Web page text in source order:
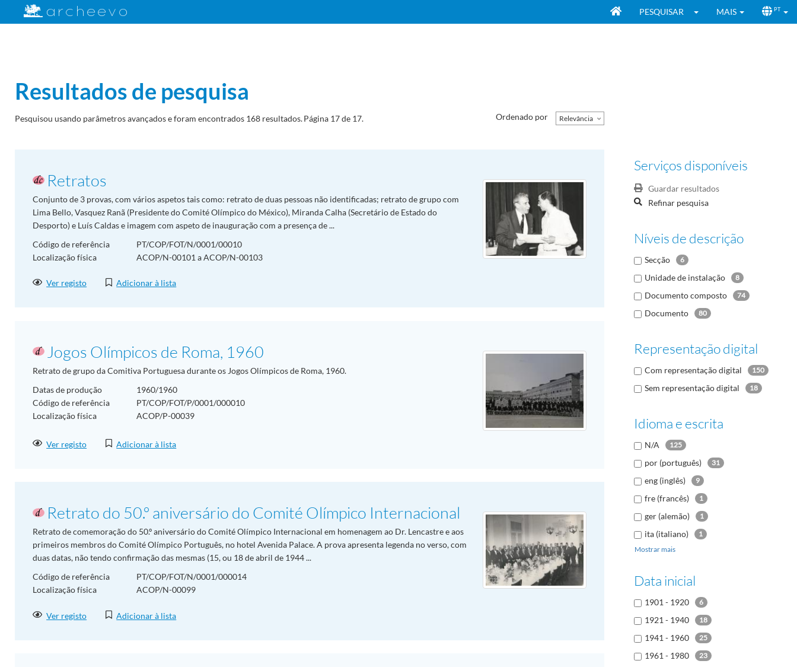
PESQUISAR MAIS PT
Resultados de pesquisa
Serviços disponíveis
Guardar resultados
Refinar pesquisa
Níveis de descrição
Secção 6
Unidade de instalação 8
Documento composto 74
Documento 80
Representação digital
Com representação digital 150
Sem representação digital 18
Idioma e escrita
N/A 125
por (português) 31
eng (inglês) 9
fre (francês) 1
ger (alemão) 1
ita (italiano) 1
vários idiomas
Mostrar mais
Data inicial
1901 - 1920 6
1921 - 1940 18
1941 - 1960 25
1961 - 1980 23
Pesquisou usando parâmetros avançados e foram encontrados 168 resultados.Página 17 de 17. Ordenado por Relevância
Retratos
Conjunto de 3 provas, com vários aspetos tais como: retrato de duas pessoas não identificadas; retrato de grupo com
Lima Bello, Vasquez Ranã (Presidente do Comité Olímpico do México), Miranda Calha (Secretário de Estado do
Desporto) e Luís Caldas e imagem com aspeto de inauguração com a presença de ...
Código de referência
PT/COP/FOT/N/0001/00010
Localização física
ACOP/N-00101 a ACOP/N-00103
Ver registo Adicionar à lista
Jogos Olímpicos de Roma, 1960
Retrato de grupo da Comitiva Portuguesa durante os Jogos Olímpicos de Roma, 1960.
Datas de produção
1960/1960
Código de referência
PT/COP/FOT/P/0001/000010
Localização física
ACOP/P-00039
Ver registo Adicionar à lista
Retrato do 50.º aniversário do Comité Olímpico Internacional
Retrato de comemoração do 50.º aniversário do Comité Olímpico Internacional em homenagem ao Dr. Lencastre e aos
primeiros membros do Comité Olímpico Português, no hotel Avenida Palace. A prova apresenta legenda no verso, com
duas datas, não tendo confirmação das mesmas (15, ou 18 de abril de 1944 ...
Código de referência
PT/COP/FOT/N/0001/000014
Localização física
ACOP/N-00099
Ver registo Adicionar à lista